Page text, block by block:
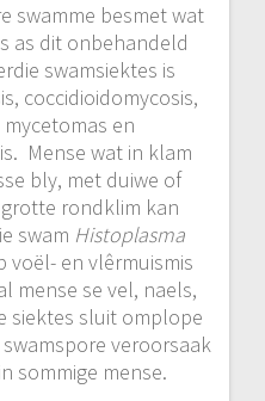
swamme besmet wat
as dit onbehandeld
swamsiektes is
coccidioidomycosis,
en
Mense wat in klam
bly, met duiwe of
rondklim kan
swam Histoplasma
en vlêrmuismis
mense se vel, naels,
siektes sluit omplope
veroorsaak
sommige mense.